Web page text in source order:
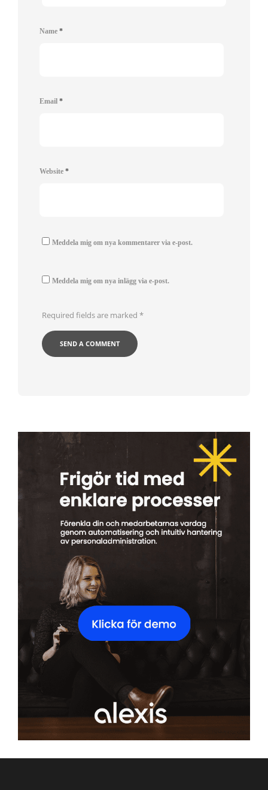
Name *
Email *
Website *
Meddela mig om nya kommentarer via e-post.
Meddela mig om nya inlägg via e-post.
Required fields are marked *